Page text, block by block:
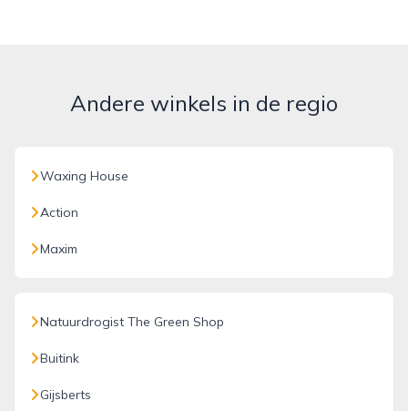
Andere winkels in de regio
Waxing House
Action
Maxim
Natuurdrogist The Green Shop
Buitink
Gijsberts